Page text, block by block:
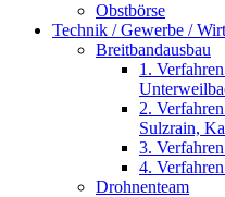
Obstbörse
Technik / Gewerbe /
Breitbandausbau
1.
2.
Sulzrain,
3.
4.
Drohnenteam